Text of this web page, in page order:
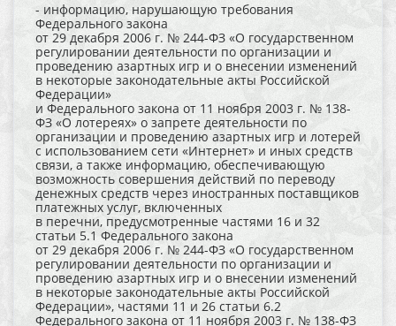
- информацию, нарушающую требования
Федерального закона
от 29 декабря 2006 г. № 244-ФЗ «О государственном
регулировании деятельности по организации и
проведению азартных игр и о внесении изменений
в некоторые законодательные акты Российской
Федерации»
и Федерального закона от 11 ноября 2003 г. № 138-
ФЗ «О лотереях» о запрете деятельности по
организации и проведению азартных игр и лотерей
с использованием сети «Интернет» и иных средств
связи, а также информацию, обеспечивающую
возможность совершения действий по переводу
денежных средств через иностранных поставщиков
платежных услуг, включенных
в перечни, предусмотренные частями 16 и 32
статьи 5.1 Федерального закона
от 29 декабря 2006 г. № 244-ФЗ «О государственном
регулировании деятельности по организации и
проведению азартных игр и о внесении изменений
в некоторые законодательные акты Российской
Федерации», частями 11 и 26 статьи 6.2
Федерального закона от 11 ноября 2003 г. № 138-ФЗ